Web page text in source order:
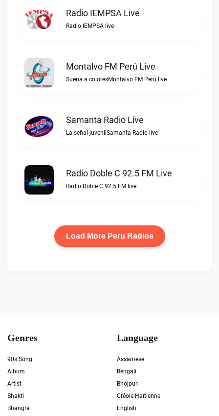
Radio IEMPSA Live
Radio IEMPSA live
Montalvo FM Perú Live
Suena a coloresMontalvo FM Perú live
Samanta Radio Live
La señal juvenilSamanta Radio live
Radio Doble C 92.5 FM Live
Radio Doble C 92.5 FM live
Load More Peru Radios
Genres
90s Song
Album
Artist
Bhakti
Bhangra
Language
Assamese
Bengali
Bhojpuri
Créole Haïtienne
English